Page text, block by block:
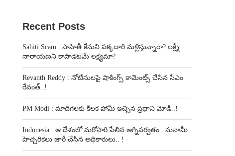
Recent Posts
Sahiti Scam : సాహితీ కేసుని పక్కదారి మళ్లిస్తున్నారా? లక్ష్మీ
నారాయణని కాపాడటమే లక్ష్యమా?
Revanth Reddy : నోటీసులపై షాకింగ్స్ కామెంట్స్ చేసిన సీఎం
రేవంత్..!
PM Modi : మాదిగలకు కీలక హామీ ఇచ్చిన ప్రధాని మోడీ..!
Indonesia : ఆ దేశంలో మరోసారి పేలిన అగ్నిపర్వతం.. సునామీ
హెచ్చరికలు జారీ చేసిన అధికారులు.. !